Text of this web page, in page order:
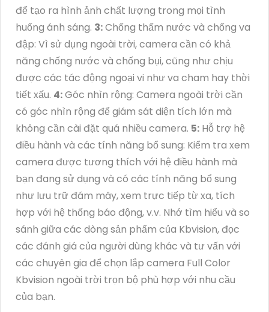
để tạo ra hình ảnh chất lượng trong mọi tình
huống ánh sáng. 3:Chống thấm nước và chống va
đập: Vì sử dụng ngoài trời, camera cần có khả
năng chống nước và chống bụi, cũng như chịu
được các tác động ngoại vi như va cham hay thời
tiết xấu. 4:Góc nhìn rộng: Camera ngoài trời cần
có góc nhìn rộng để giám sát diện tích lớn mà
không cần cài đặt quá nhiều camera. 5: Hỗ trợ hệ
điều hành và các tính năng bổ sung: Kiểm tra xem
camera được tương thích với hệ điều hành mà
bạn đang sử dụng và có các tính năng bổ sung
như lưu trữ đám mây, xem trực tiếp từ xa, tích
hợp với hệ thống báo động, v.v. Nhớ tìm hiểu và so
sánh giữa các dòng sản phẩm của Kbvision, đọc
các đánh giá của người dùng khác và tư vấn với
các chuyên gia để chọn lắp camera Full Color
Kbvision ngoài trời trọn bộ phù hợp với nhu cầu
của bạn.